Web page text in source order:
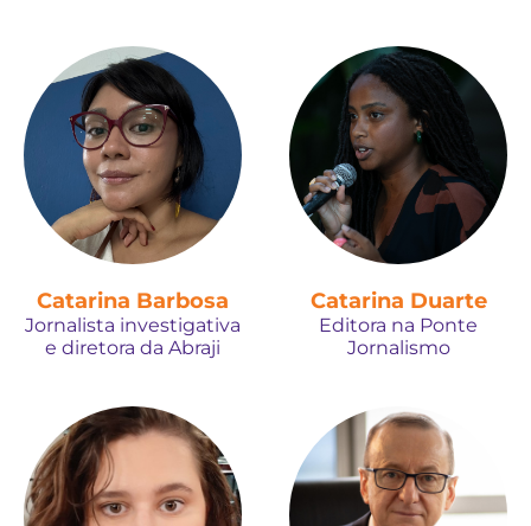
Catarina Barbosa
Jornalista investigativa
e diretora da Abraji
Catarina Duarte
Editora na Ponte
Jornalismo